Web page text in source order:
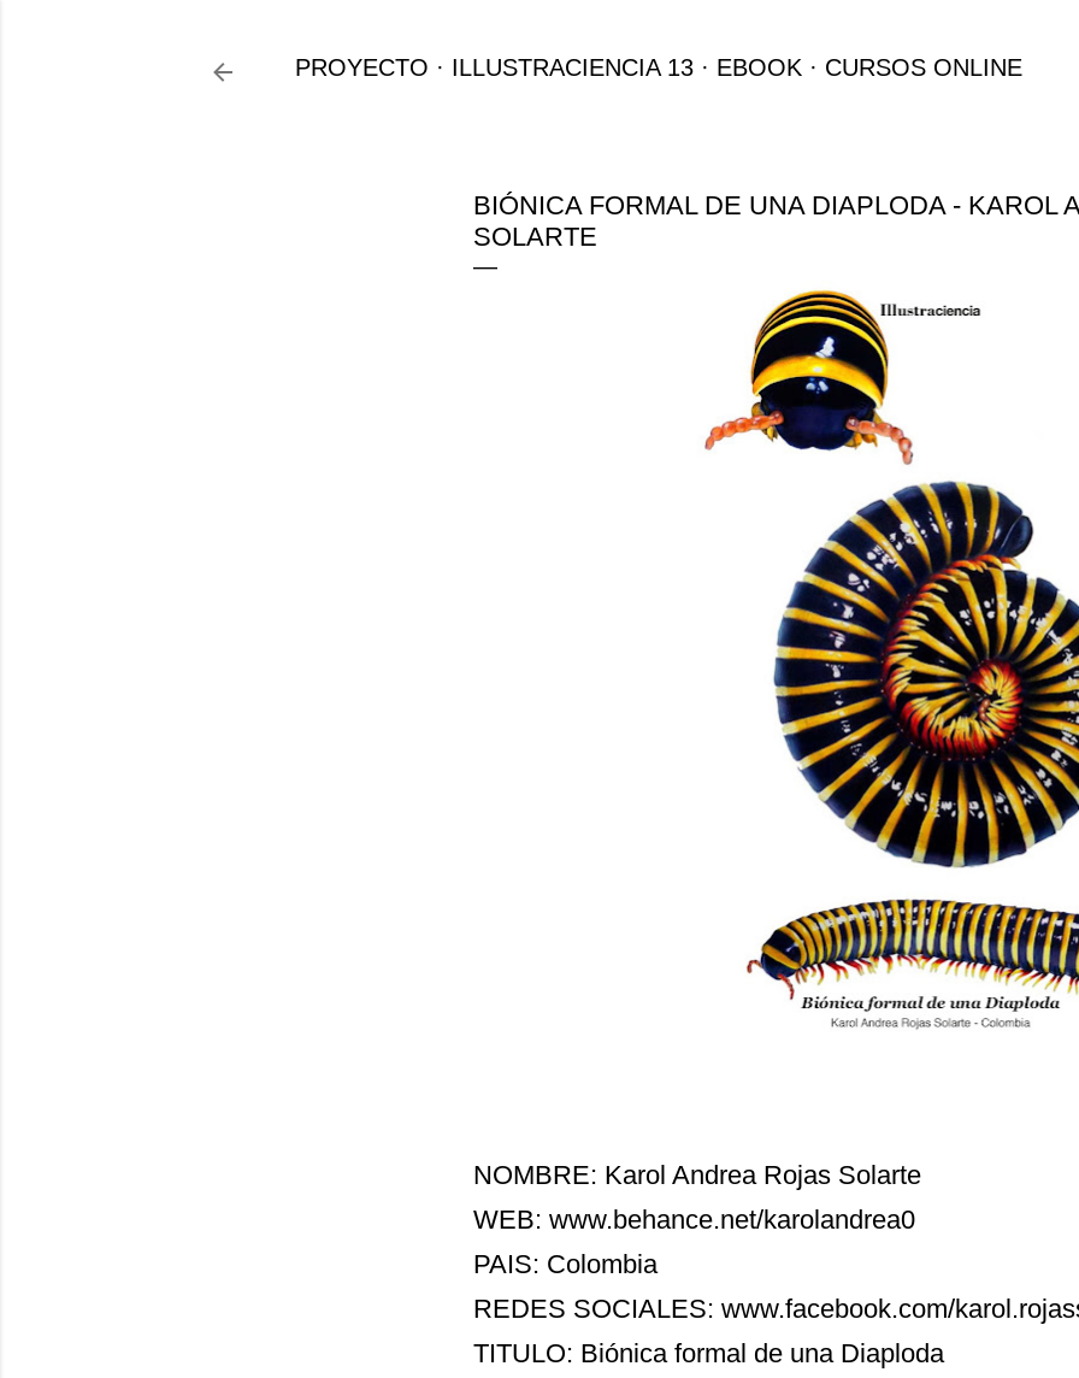
PROYECTO ILLUSTRACIENCIA 13 EBOOK CURSOS ONLINE
BIÓNICA FORMAL DE UNA DIAPLODA - KAROL
SOLARTE
NOMBRE: Karol Andrea Rojas Solarte
WEB: www.behance.net/karolandrea0
PAIS: Colombia
REDES SOCIALES: www.facebook.com/
TITULO: Biónica formal de una Diaploda